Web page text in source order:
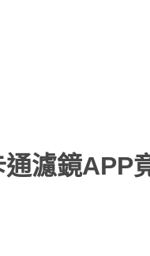
濾鏡APP